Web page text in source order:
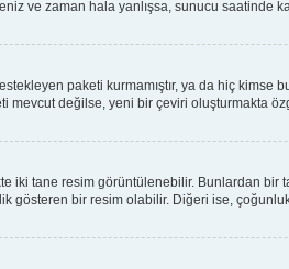
ve zaman hala yanlışsa, sunucu saatinde
paketi kurmamıştır, ya da hiç
mevcut değilse, yeni bir çeviri oluşturmakta
iki tane resim görüntülenebilir. Bunlardan
gösteren bir resim olabilir. Diğeri ise,